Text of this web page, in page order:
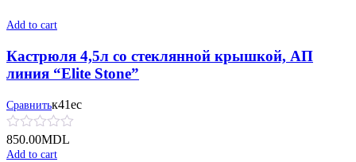
Add to cart
Кастрюля 4,5л со стеклянной крышкой, АП
линия “Elite Stone”
Сравнитьк41ес
850.00MDL
Add to cart